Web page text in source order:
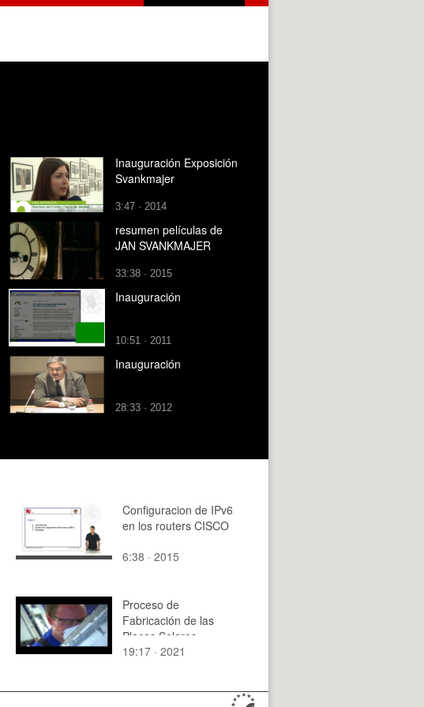
Inauguración Exposición
Svankmajer
3:47 · 2014
resumen películas de
JAN SVANKMAJER
33:38 · 2015
Inauguración
10:51 · 2011
Inauguración
28:33 · 2012
Configuracion de IPv6
en los routers CISCO
6:38 · 2015
Proceso de
Fabricación de las
Placas Solares
19:17 · 2021